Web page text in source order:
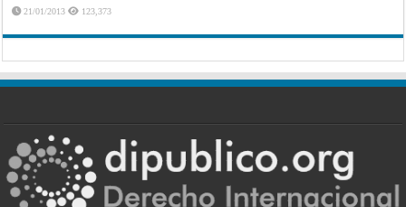
21/01/2013 123,373